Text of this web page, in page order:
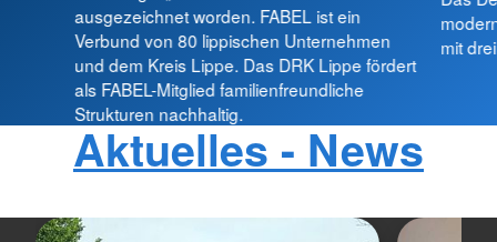
ausgezeichnet worden. FABEL ist ein
Verbund von 80 lippischen Unternehmen
und dem Kreis Lippe. Das DRK Lippe fördert
als FABEL-Mitglied familienfreundliche
Strukturen nachhaltig.
mit
Aktuelles - News